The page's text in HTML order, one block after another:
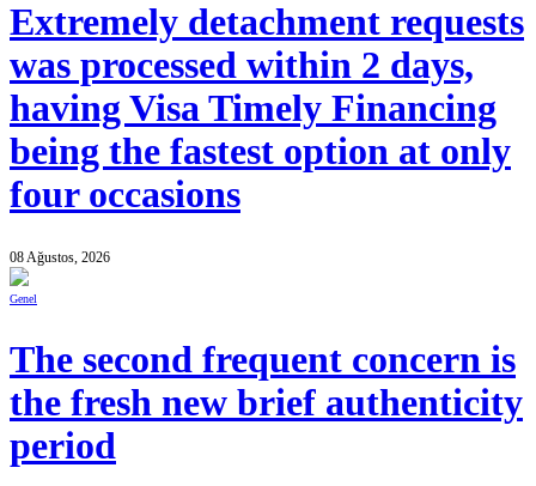
Extremely detachment requests
was processed within 2 days,
having Visa Timely Financing
being the fastest option at only
four occasions
08 Ağustos, 2026
Genel
The second frequent concern is
the fresh new brief authenticity
period